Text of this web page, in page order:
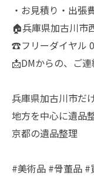
・お見積り・出張
🏠兵庫県加古川市
☎️フリーダイヤル
📩DMからの、ご
兵庫県加古川市だ
地方を中心に遺品
京都の遺品整理
#美術品 #骨董品